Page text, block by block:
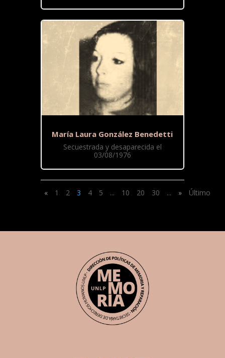
María Laura González Benedetti
Secuestrada y desaparecida el
03/08/1976
« 1 2 3 4 5 ... 10 20 30 ... » Último